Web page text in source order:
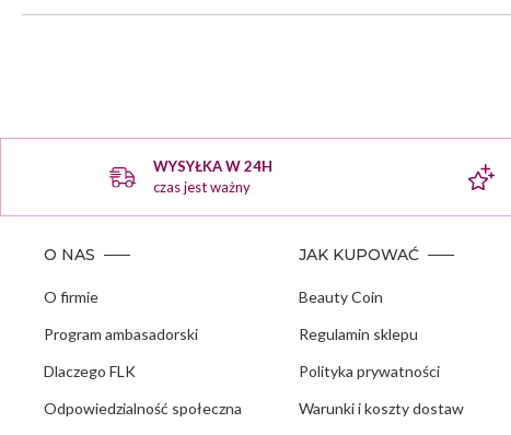
WYSYŁKA W 24H
czas jest ważny
O NAS
O firmie
Program ambasadorski
Dlaczego FLK
Odpowiedzialność społeczna
JAK KUPOWAĆ
Beauty Coin
Regulamin sklepu
Polityka prywatności
Warunki i koszty dostaw